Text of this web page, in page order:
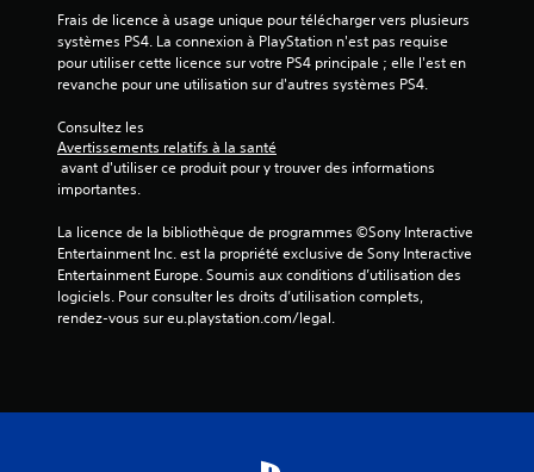
a
v
s
Frais de licence à usage unique pour télécharger vers plusieurs
systèmes PS4. La connexion à PlayStation n'est pas requise
pour utiliser cette licence sur votre PS4 principale ; elle l'est en
revanche pour une utilisation sur d'autres systèmes PS4.
Consultez les
Avertissements relatifs à la santé
importantes.
La licence de la bibliothèque de programmes ©Sony Interactive
Entertainment Inc. est la propriété exclusive de Sony Interactive
Entertainment Europe. Soumis aux conditions d’utilisation des
logiciels. Pour consulter les droits d’utilisation complets,
rendez-vous sur eu.playstation.com/legal.